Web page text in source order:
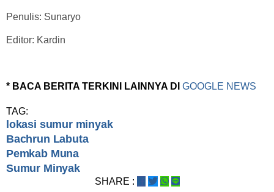
Penulis: Sunaryo
Editor: Kardin
* BACA BERITA TERKINI LAINNYA DI GOOGLE NEWS
TAG:
lokasi sumur minyak
Bachrun Labuta
Pemkab Muna
Sumur Minyak
SHARE :